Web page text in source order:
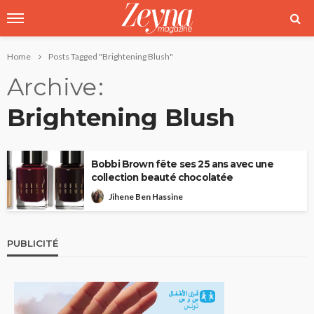
Home Posts Tagged "Brightening Blush"
Archive
Brightening Blush
Bobbi Brown fête ses 25 ans avec une
collection beauté chocolatée
Jihene Ben Hassine
PUBLICITÉ